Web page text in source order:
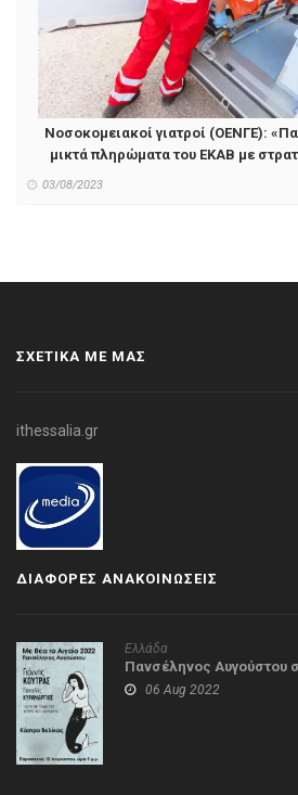
Νοσοκομειακοί γιατροί (ΟΕΝΓΕ):
μικτά πληρώματα του ΕΚΑΒ με
03/08/2023
ΣΧΕΤΙΚΑ ΜΕ ΜΑΣ
ithessalia.gr
ΔΙΑΦΟΡΕΣ ΑΝΑΚΟΙΝΩΣΕΙΣ
Ελλάδα
Πανσέληνος Αυγούστου
06 Aug 2022